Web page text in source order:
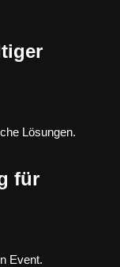
Lösungen.
für
Event.